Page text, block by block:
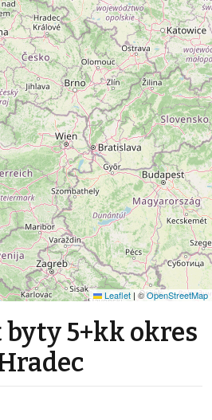
Leaflet | ©OpenStreetMap
5+kk okres